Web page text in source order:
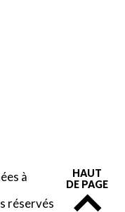
à
réservés
HAUT
DE PAGE